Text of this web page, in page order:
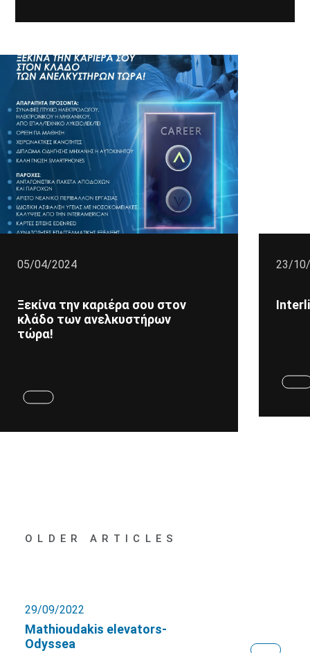
05/04/2024
Ξεκίνα την καριέρα σου στον
κλάδο των ανελκυστήρων
τώρα!
23/
OLDER ARTICLES
29/09/2022
Mathioudakis elevators-
Odyssea